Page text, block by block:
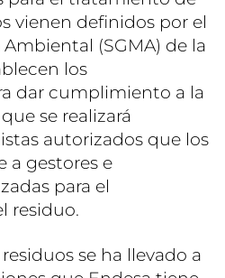
vienen definidos por el
(SGMA) de la
los
dar cumplimiento a la
se realizará
autorizados que los
a gestores e
para el
residuo.
se ha llevado a